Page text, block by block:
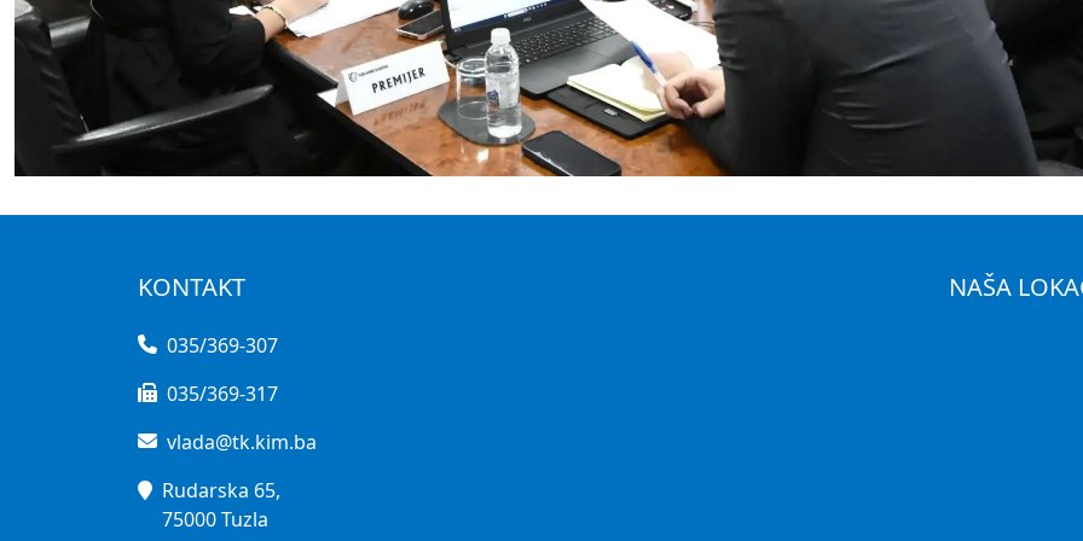
KONTAKT
035/369-307
035/369-317
vlada@tk.kim.ba
Rudarska 65,
75000 Tuzla
NAŠA